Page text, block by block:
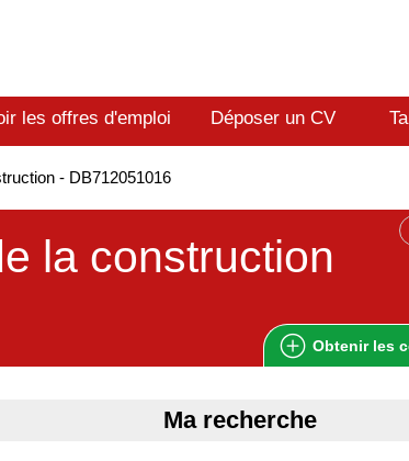
les offres d'emploi Déposer un CV
- DB712051016
la construction
Obtenir les
Ma recherche